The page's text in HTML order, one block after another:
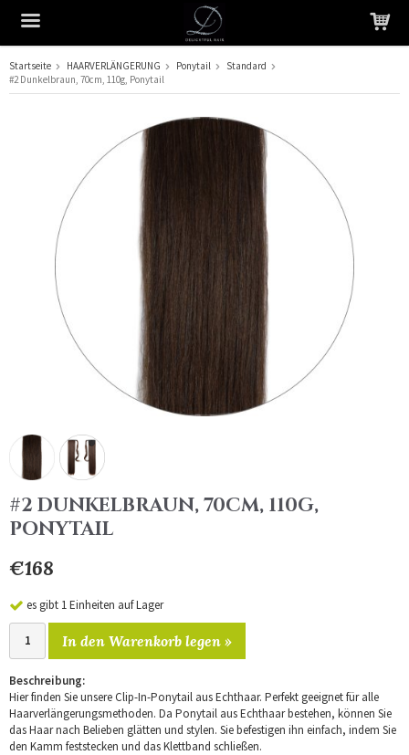
Das Produkt wurde in Ihren Warenkorb gelegt
Startseite HAARVERLÄNGERUNG Ponytail
Standard
#2 Dunkelbraun, 70cm, 110g, Ponytail
#2 DUNKELBRAUN, 70CM, 110G,
PONYTAIL
€168
es gibt 1 Einheiten auf Lager
In den Warenkorb legen »
Beschreibung:
Hier finden Sie unsere Clip-In-Ponytail aus Echthaar. Perfekt geeignet für alle
Haarverlängerungsmethoden. Da Ponytail aus Echthaar bestehen, können Sie
das Haar nach Belieben glätten und stylen. Sie befestigen ihn einfach, indem Sie
den Kamm feststecken und das Klettband schließen.